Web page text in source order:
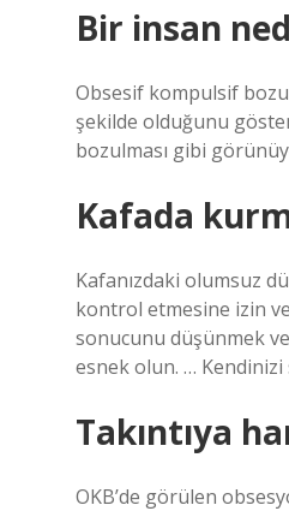
Bir insan
Obsesif kompulsif
şekilde olduğunu
bozulması gibi
Kafada
Kafanızdaki olumsuz
kontrol etmesine izin
sonucunu düşünmek
esnek olun. … Kendinizi
Takıntıya
OKB’de görülen